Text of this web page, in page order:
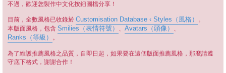
不過，歡迎您製作中文化按鈕圖檔分享！
目前，全數風格已收錄於 Customisation Database ‹ Styles（風格）
。
本版面風格，包含 Smilies（表情符號） 、 Avatars（頭像） 、
Ranks（等級） 。
為了維護推薦風格之品質，自即日起，如果要在這個版面推薦風格，那麼請遵
守底下格式，謝謝合作！